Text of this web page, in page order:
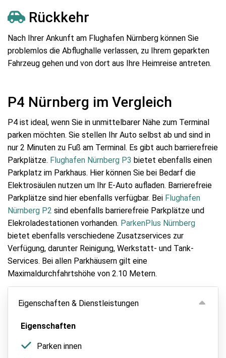
Rückkehr
Nach Ihrer Ankunft am Flughafen Nürnberg können Sie
problemlos die Abflughalle verlassen, zu Ihrem geparkten
Fahrzeug gehen und von dort aus Ihre Heimreise antreten.
P4 Nürnberg im Vergleich
P4 ist ideal, wenn Sie in unmittelbarer Nähe zum Terminal
parken möchten. Sie stellen Ihr Auto selbst ab und sind in
nur 2 Minuten zu Fuß am Terminal. Es gibt auch barrierefreie
Parkplätze. Flughafen Nürnberg P3 bietet ebenfalls einen
Parkplatz im Parkhaus. Hier können Sie bei Bedarf die
Elektrosäulen nutzen um Ihr E-Auto aufladen. Barrierefreie
Parkplätze sind hier ebenfalls verfügbar. Bei Flughafen
Nürnberg P2 sind ebenfalls barrierefreie Parkplätze und
Elekroladestationen vorhanden. ParkenPlus Nürnberg
bietet ebenfalls verschiedene Zusatzservices zur
Verfügung, darunter Reinigung, Werkstatt- und Tank-
Services. Bei allen Parkhäusern gilt eine
Maximaldurchfahrtshöhe von 2.10 Metern.
Eigenschaften & Dienstleistungen
Eigenschaften
Parken innen